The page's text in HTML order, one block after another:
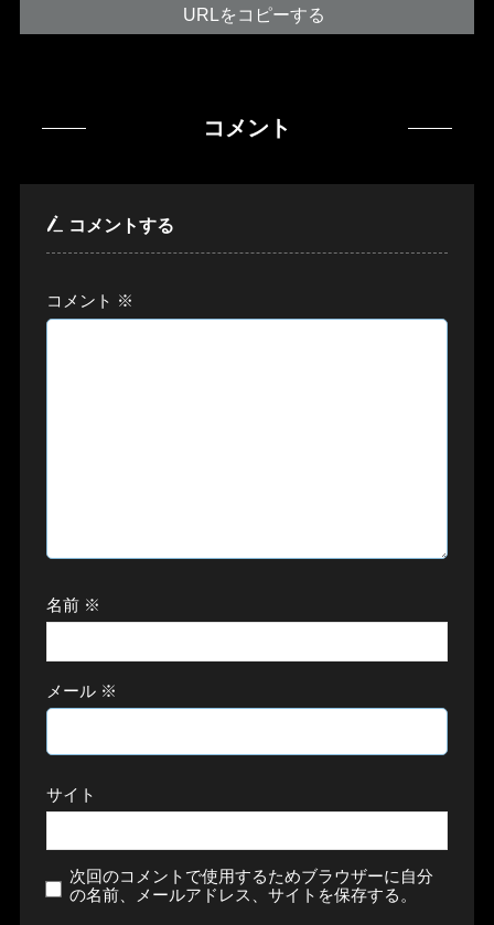
URLをコピーする
コメント
コメントする
コメント ※
名前 ※
メール ※
サイト
次回のコメントで使用するためブラウザーに自分
の名前、メールアドレス、サイトを保存する。